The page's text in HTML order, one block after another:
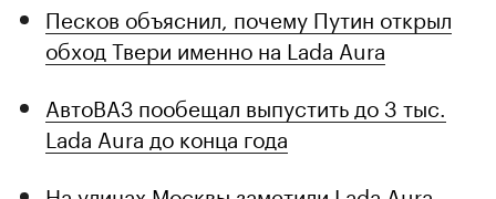
Песков объяснил, почему Путин открыл
обход Твери именно на Lada Aura
АвтоВАЗ пообещал выпустить до 3 тыс.
Lada Aura до конца года